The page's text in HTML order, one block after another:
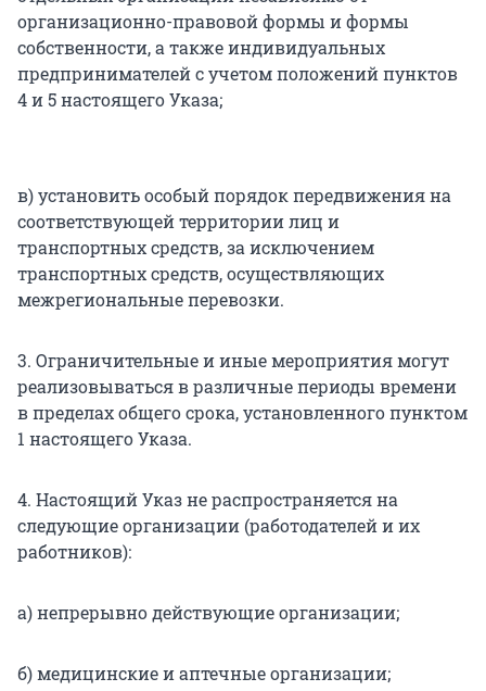
организационно-правовой формы и формы
собственности, а также индивидуальных
предпринимателей с учетом положений пунктов
4 и 5 настоящего Указа;
в) установить особый порядок передвижения на
соответствующей территории лиц и
транспортных средств, за исключением
транспортных средств, осуществляющих
межрегиональные перевозки.
3. Ограничительные и иные мероприятия могут
реализовываться в различные периоды времени
в пределах общего срока, установленного пунктом
1 настоящего Указа.
4. Настоящий Указ не распространяется на
следующие организации (работодателей и их
работников):
а) непрерывно действующие организации;
б) медицинские и аптечные организации;